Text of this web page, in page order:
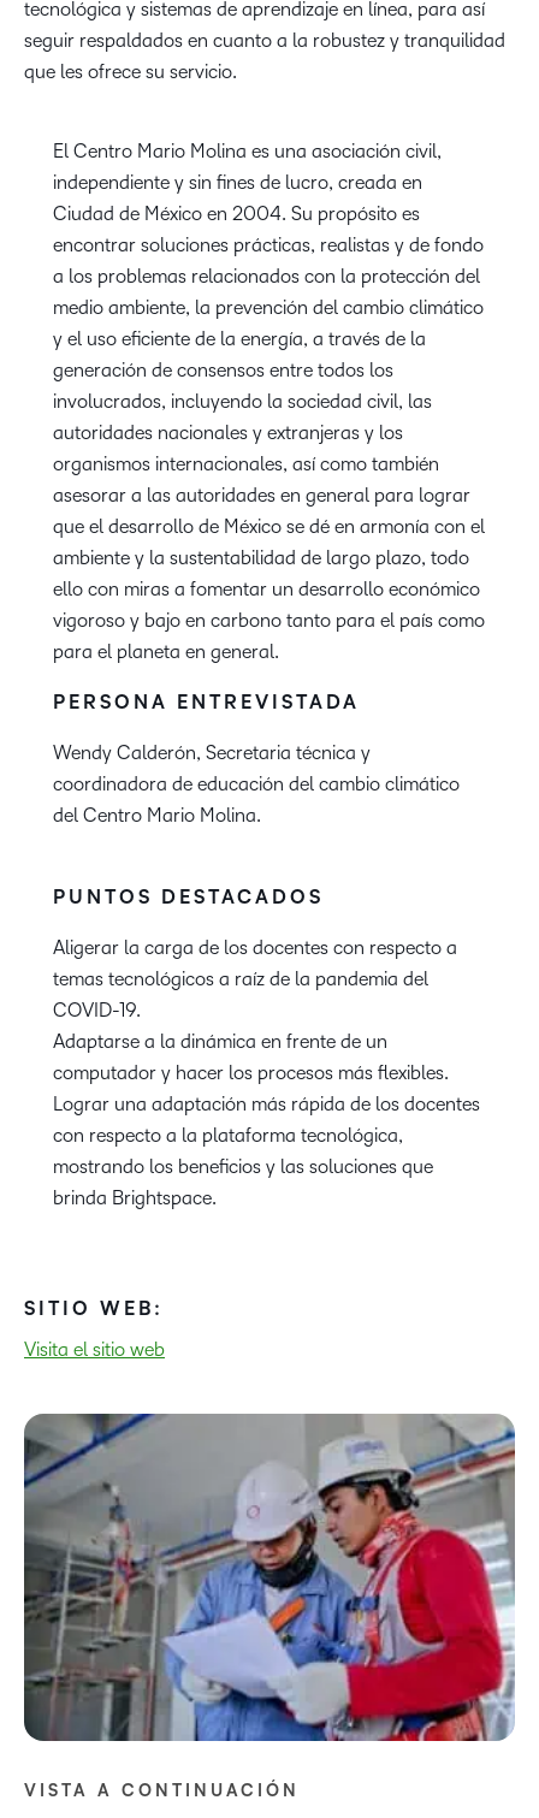
tecnológica y sistemas de aprendizaje en línea, para así
seguir respaldados en cuanto a la robustez y tranquilidad
que les ofrece su servicio.
El Centro Mario Molina es una asociación civil,
independiente y sin fines de lucro, creada en
Ciudad de México en 2004. Su propósito es
encontrar soluciones prácticas, realistas y de fondo
a los problemas relacionados con la protección del
medio ambiente, la prevención del cambio climático
y el uso eficiente de la energía, a través de la
generación de consensos entre todos los
involucrados, incluyendo la sociedad civil, las
autoridades nacionales y extranjeras y los
organismos internacionales, así como también
asesorar a las autoridades en general para lograr
que el desarrollo de México se dé en armonía con el
ambiente y la sustentabilidad de largo plazo, todo
ello con miras a fomentar un desarrollo económico
vigoroso y bajo en carbono tanto para el país como
para el planeta en general.
PERSONA ENTREVISTADA
Wendy Calderón, Secretaria técnica y
coordinadora de educación del cambio climático
del Centro Mario Molina.
PUNTOS DESTACADOS
Aligerar la carga de los docentes con respecto a
temas tecnológicos a raíz de la pandemia del
COVID-19.
Adaptarse a la dinámica en frente de un
computador y hacer los procesos más flexibles.
Lograr una adaptación más rápida de los docentes
con respecto a la plataforma tecnológica,
mostrando los beneficios y las soluciones que
brinda Brightspace.
SITIO WEB:
Visita el sitio web
VISTA A CONTINUACIÓN